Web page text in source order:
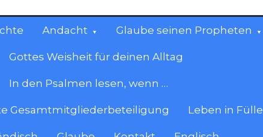
Andacht Glaube seinen Propheten
Gottes Weisheit für deinen Alltag
In den Psalmen lesen, wenn …
Gesamtmitgliederbeteiligung Leben in Fülle